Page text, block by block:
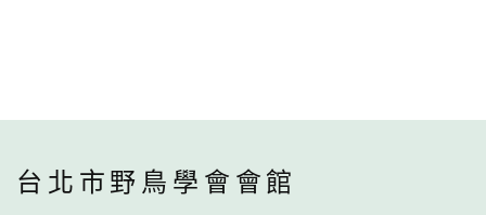
台北市野鳥學會會館